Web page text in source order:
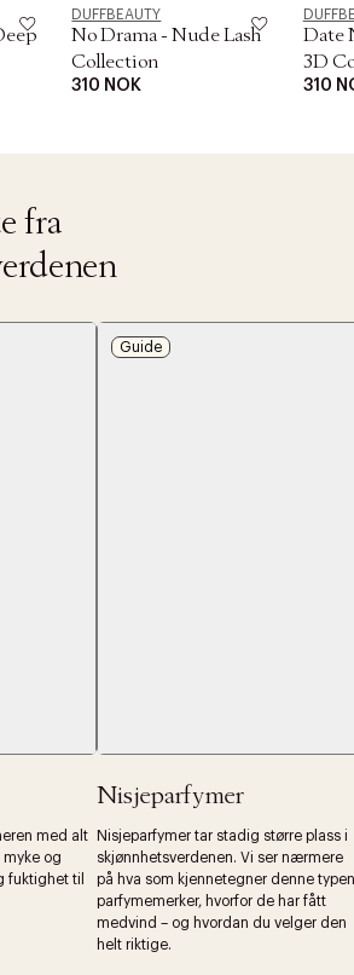
DUFFBEAUTY
No Drama - Nude Lash
Collection
310 NOK
Date
3D
310
fra
med alt
og
fuktighet til
Guide
Nisjeparfymer
Nisjeparfymer tar stadig større plass i
skjønnhetsverdenen. Vi ser nærmere
på hva som kjennetegner denne typen
parfymemerker, hvorfor de har fått
medvind – og hvordan du velger den
helt riktige.